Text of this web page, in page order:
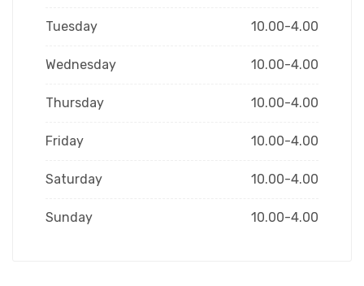
Tuesday 10.00-4.00
Wednesday 10.00-4.00
Thursday 10.00-4.00
Friday 10.00-4.00
Saturday 10.00-4.00
Sunday 10.00-4.00